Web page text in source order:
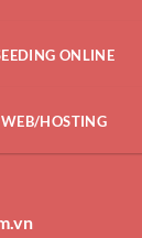
ONLINE
WEB/HOSTING